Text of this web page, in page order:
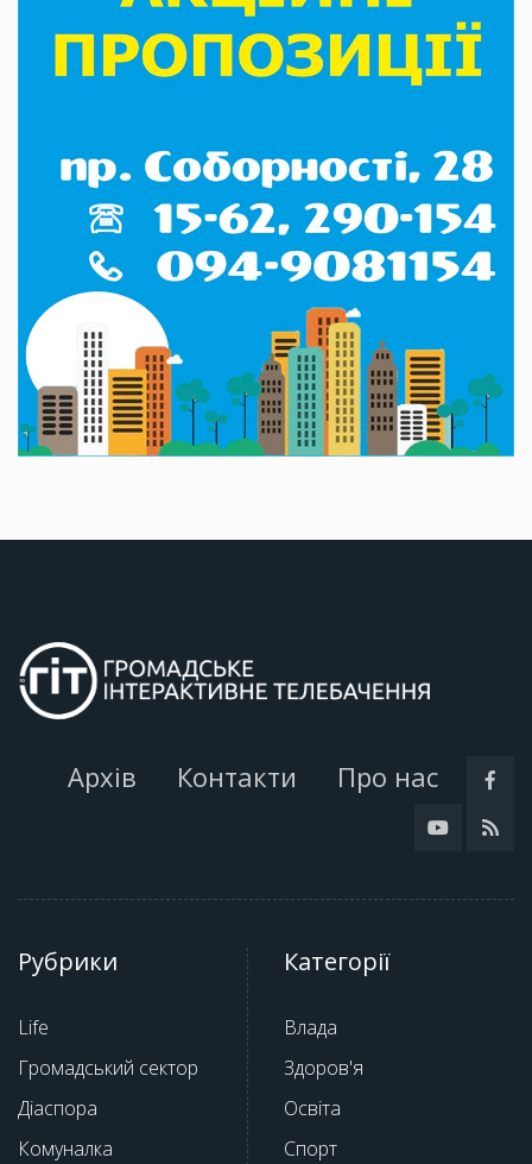
Архів Контакти Про нас
Рубрики
Life
Громадський сектор
Діаспора
Комуналка
Категорії
Влада
Здоров'я
Освіта
Спорт